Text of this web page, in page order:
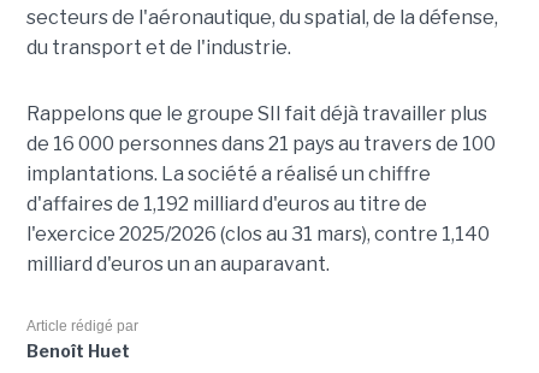
secteurs de l'aéronautique, du spatial, de la défense,
du transport et de l'industrie.
Rappelons que le groupe SII fait déjà travailler plus
de 16 000 personnes dans 21 pays au travers de 100
implantations. La société a réalisé un chiffre
d'affaires de 1,192 milliard d'euros au titre de
l'exercice 2025/2026 (clos au 31 mars), contre 1,140
milliard d'euros un an auparavant.
Article rédigé par
Benoît Huet